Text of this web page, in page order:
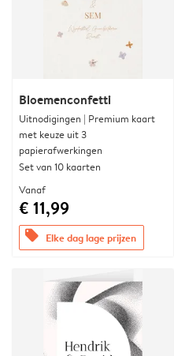
Bloemenconfetti
Uitnodigingen | Premium kaart
met keuze uit 3
papierafwerkingen
Set van 10 kaarten
Vanaf
€ 11,99
offers Elke dag lage prijzen